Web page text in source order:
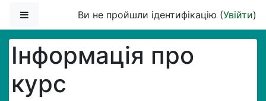
Бокова панельВи не пройшли ідентифікацію (Увійти)
Інформація про
курс